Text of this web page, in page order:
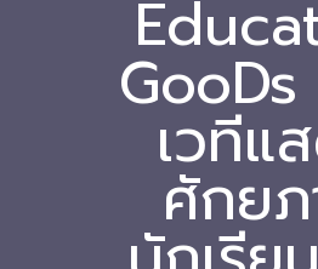
-- สถานศึกษานำร่อง
-- EdusandboxGM
-- วีดิทัศน์นำเสนอสถานศึก
-- ปฏิทินการขับเคลื่อนพื้นที่
Download
GooDs
เวทีแ
ศักย